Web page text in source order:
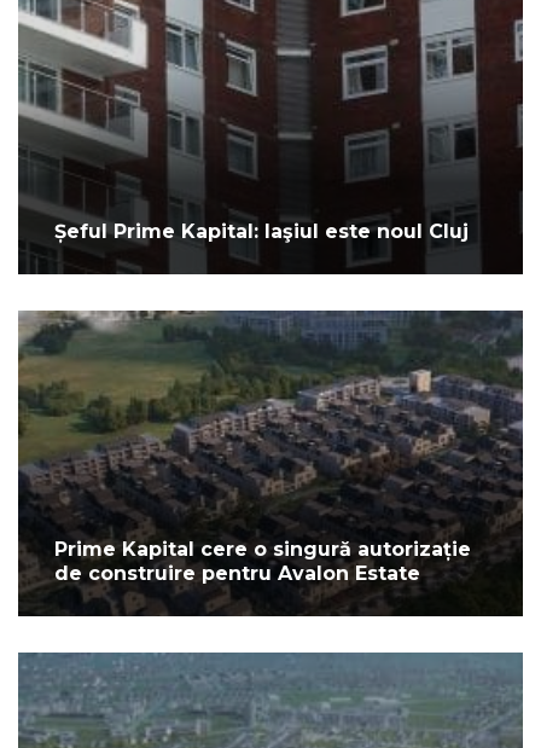
Șeful Prime Kapital: Iaşiul este noul Cluj
Prime Kapital cere o singură autorizație
de construire pentru Avalon Estate